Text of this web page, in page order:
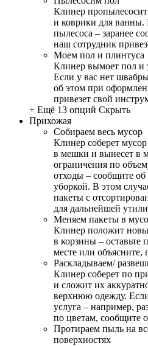
Клинер
и коврики для ванны.
пылесоса – заранее
наш сотрудник
Моем пол и плинтуса
Клинер вымоет пол и
Если у вас нет
об этом при
привезет свой
+ Ещё 13 опций Скрыть
Прихожая
Собираем весь мусор
Клинер соберет
в мешки и вынесет в
ограничения по
отходы – сообщите об
уборкой. В этом
пакеты с
для дальнейшей
Меняем пакеты в
Клинер положит
в корзины – оставьте
месте или объясните,
Раскладываем/
Клинер соберет по
и сложит их
верхнюю одежду. Если
услуга – например,
по цветам, сообщите
Протираем пыль на
поверхностях